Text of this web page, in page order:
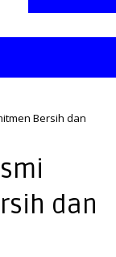
Bersih dan
dan